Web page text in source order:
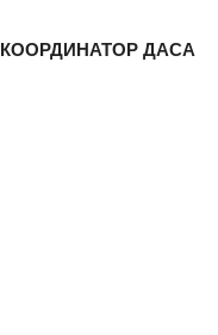
КООРДИНАТОР ДАСА